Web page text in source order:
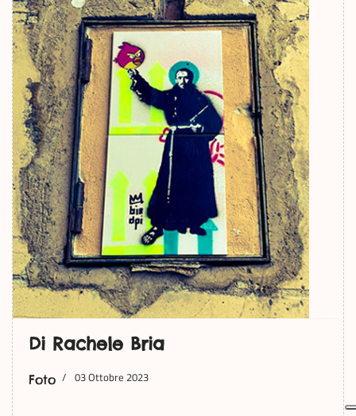
Di Rachele Bria
Foto 03 Ottobre 2023